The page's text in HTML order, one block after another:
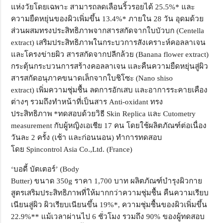
แห่งวัยโดยเฉพาะ สามารถลดเลือนริ้วรอยได้ 25.5%* และ
ความยืดหยุ่นของผิวเพิ่มขึ้น 13.4%* ภายใน 28 วัน อุดมด้วย
ส่วนผสมทรงประสิทธิภาพจากสารสกัดจากใบบัวบก (Centella
extract) เสริมประสิทธิภาพในกระบวการสังเคราะห์คอลลาเจน
และโครงข่ายผิว สารสกัดจากปลีกล้วย (Banana flower extract)
กระตุ้นกระบวนการสร้างคอลลาเจน และคืนความยืดหยุ่นสู่ผิว
สารสกัดอนุภาคขนาดเล็กจากใบชิโซะ (Nano shiso
extract) เพิ่มความชุ่มชื้น ลดการอักเสบ และอาการระคายเคือง
ต่างๆ รวมถึงทำหน้าที่เป็นสาร Anti-oxidantทรง
ประสิทธิภาพ *ทดสอบด้วยวิธี Skin Replica และCutometry
measurement กับผู้หญิงเอเชีย 17 คน โดยใช้ผลิตภัณฑ์ต่อเนื่อง
วันละ 2 ครั้ง (เช้า และก่อนนอน) ทำการทดสอบ
โดย Spincontrol Asia Co.,Ltd. (France)
‘บอดี้ บัตเตอร์’ (Body
Butter)ขนาด350g ราคา 1,700 บาท ผลิตภัณฑ์บำรุงผิวกาย
สูตรเสริมประสิทธิภาพที่ให้มากกว่าความชุ่มชื้น คืนความเรียบ
เนียนสู่ผิว ผิวเรียบเนียนขึ้น 19%*, ความชุ่มชื้นของผิวเพิ่มขึ้น
22.9%** แม้เวลาผ่านไป 6 ชั่วโมง รวมถึง 90% ของผู้ทดสอบ